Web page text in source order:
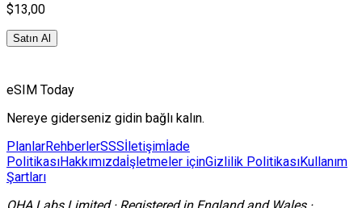
$13,00
Satın Al
eSIM Today
Nereye giderseniz gidin bağlı kalın.
PlanlarRehberlerSSSİletişimİade
PolitikasıHakkımızdaİşletmeler içinGizlilik PolitikasıKullanım
Şartları